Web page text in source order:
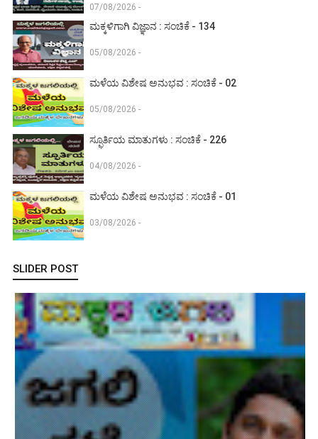
07/08/2026 -
ಮಕ್ಕಳಿಗಾಗಿ ವಿಜ್ಞಾನ : ಸಂಚಿಕೆ - 134
05/08/2026 -
ಮಳೆಯ ವಿಶೇಷ ಅನುಭವ : ಸಂಚಿಕೆ - 02
05/08/2026 -
ಸ್ಫೂರ್ತಿಯ ಮಾತುಗಳು : ಸಂಚಿಕೆ - 226
04/08/2026 -
ಮಳೆಯ ವಿಶೇಷ ಅನುಭವ : ಸಂಚಿಕೆ - 01
03/08/2026 -
SLIDER POST